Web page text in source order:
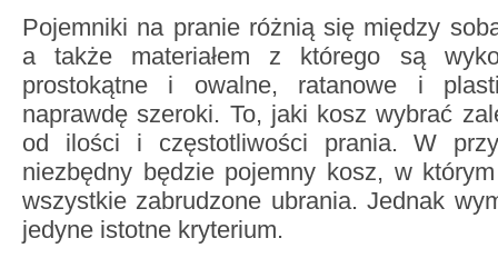
Pojemniki na pranie różnią się między
a także materiałem z którego są
prostokątne i owalne, ratanowe i
naprawdę szeroki. To, jaki kosz wybrać
od ilości i częstotliwości prania. W
niezbędny będzie pojemny kosz, w
wszystkie zabrudzone ubrania. Jednak
jedyne istotne kryterium.